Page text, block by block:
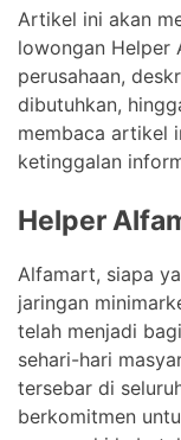
Artikel ini akan
lowongan Helper
perusahaan,
dibutuhkan,
membaca artikel
ketinggalan
Helper
Alfamart, siapa
jaringan
telah menjadi
sehari-hari
tersebar di
berkomitmen